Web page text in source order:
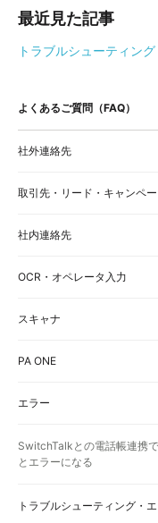
最近見た記事
トラブルシューティン
よくあるご質問（FAQ）
社外連絡先
取引先・リード・キャンペ
社内連絡先
OCR・オペレータ入力
スキャナ
PA ONE
エラー
SwitchTalkとの電話帳連携
とエラーになる
トラブルシューティング・